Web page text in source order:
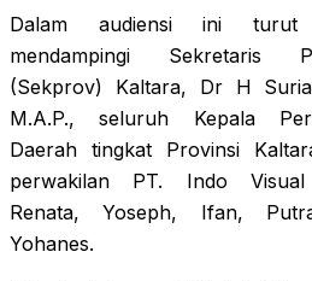
Dalam audiensi ini turut
mendampingi Sekretaris
(Sekprov) Kaltara, Dr H
M.A.P., seluruh Kepala
Daerah tingkat Provinsi
perwakilan PT. Indo
Renata, Yoseph, Ifan,
Yohanes.